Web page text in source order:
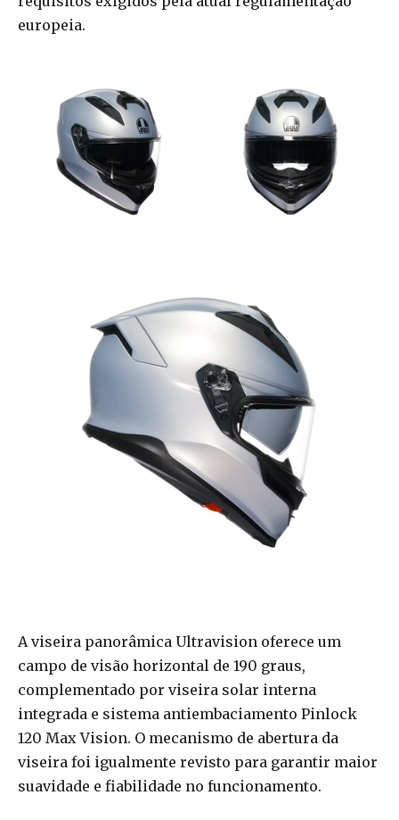
europeia.
A viseira panorâmica Ultravision oferece um
campo de visão horizontal de 190 graus,
complementado por viseira solar interna
integrada e sistema antiembaciamento Pinlock
120 Max Vision. O mecanismo de abertura da
viseira foi igualmente revisto para garantir maior
suavidade e fiabilidade no funcionamento.